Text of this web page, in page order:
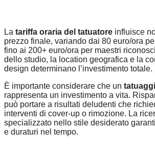
La tariffa oraria del tatuatore influisce
prezzo finale, variando dai 80 euro/ora
fino ai 200+ euro/ora per maestri
dello studio, la location geografica e la
design determinano l’investimento totale.
È importante considerare che un
rappresenta un investimento a vita.
può portare a risultati deludenti che
interventi di cover-up o rimozione. La
specializzato nello stile desiderato
e duraturi nel tempo.